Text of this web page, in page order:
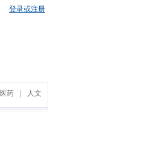
登录或注册
医药 人文